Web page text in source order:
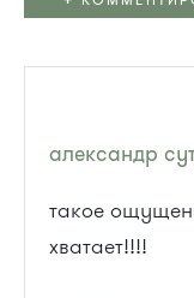
александр
такое
хватает!!!!